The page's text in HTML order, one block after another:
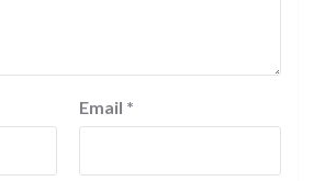
Email *